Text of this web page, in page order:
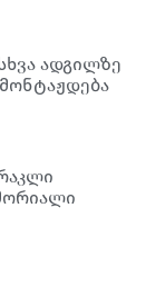
ადგილზე